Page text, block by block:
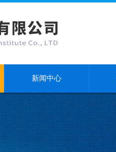
新闻中心